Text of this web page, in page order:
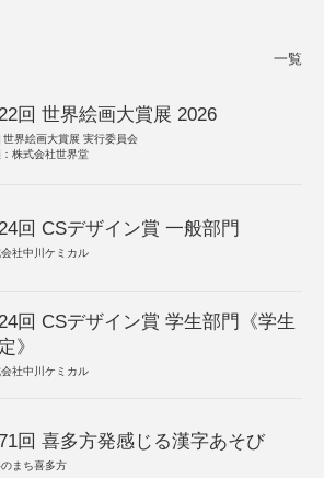
一覧
回 世界絵画大賞展 2026
世界絵画大賞展 実行委員会
株式会社世界堂
回 CSデザイン賞 一般部門
社中川ケミカル
回 CSデザイン賞 学生部門《学生
》
社中川ケミカル
回 喜多方発感じる漢字あそび
まち喜多方